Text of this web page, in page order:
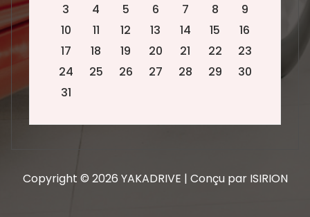
3
4 5 6 7 8
9
10
11 12 13 14 15
16
17
18 19 20 21 22
23
24
25 26 27 28 29
30
31
Copyright © 2026 YAKADRIVE | Conçu par ISIRION